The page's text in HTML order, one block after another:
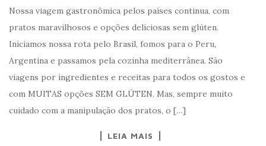
Nossa viagem gastronômica pelos países continua, com
pratos maravilhosos e opções deliciosas sem glúten.
Iniciamos nossa rota pelo Brasil, fomos para o Peru,
Argentina e passamos pela cozinha mediterrânea. São
viagens por ingredientes e receitas para todos os gostos e
com MUITAS opções SEM GLÚTEN. Mas, sempre muito
cuidado com a manipulação dos pratos, o […]
LEIA MAIS